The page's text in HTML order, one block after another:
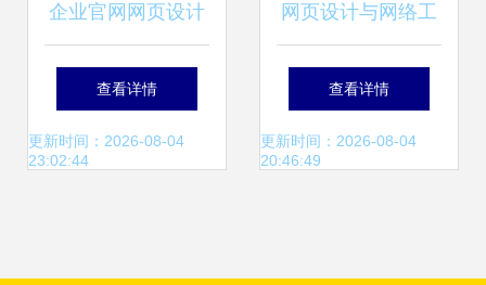
企业官网网页设计
构建专业形象与提
升用户体验的实践
查看详情
更新时间：2026-08-04
23:02:44
网页设计与网络工
程的融合 构建现代
网络世界的基石
查看详情
更新时间：2026-08-04
20:46:49